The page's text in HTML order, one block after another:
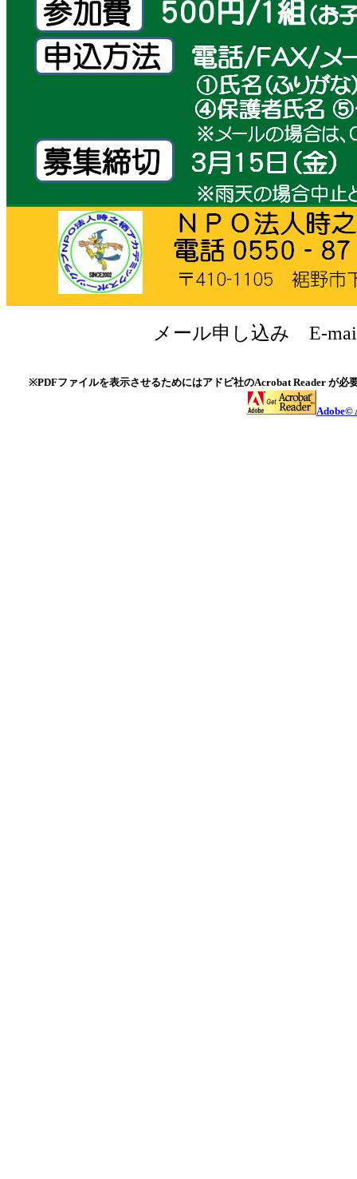
メール申し込み E-
※PDFファイルを表示させるためにはアドビ社のAcrobat Reader が
Adobe©